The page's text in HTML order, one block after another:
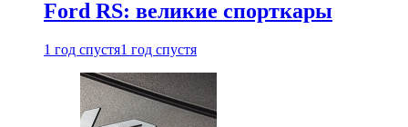
Ford RS: великие спорткары
1 год спустя1 год спустя